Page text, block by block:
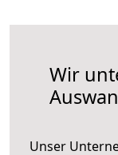
Wir
Unser